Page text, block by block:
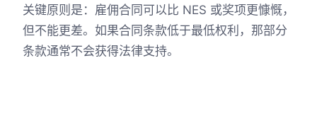
关键原则是：雇佣合同可以比 NES 或奖项更慷慨，
但不能更差。如果合同条款低于最低权利，那部分
条款通常不会获得法律支持。